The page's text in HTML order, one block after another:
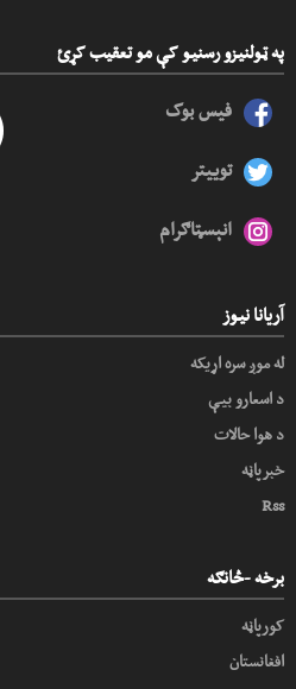
په ټولنیزو رسنیو کې مو تعقیب کړئ
فیس بوک
توییتر
انېسټاګرام
آریانا نیوز
له موږ سره اړیکه
د اسعارو بیې
د هوا حالات
خبرپاڼه
Rss
برخه -څانګه
کورپاڼه
افغانستان